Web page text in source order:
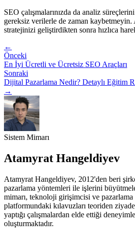
SEO çalışmalarınızda da analiz
gereksiz verilerle de zaman kaybetmeyin.
stratejinizi geliştirdikten sonra hızlıca
←
Önceki
En İyi Ücretli ve Ücretsiz SEO Araçları
Sonraki
Dijital Pazarlama Nedir? Detaylı Eğitim
→
Sistem Mimarı
Atamyrat Hangeldiyev
Atamyrat Hangeldiyev, 2012'den beri
pazarlama yöntemleri ile işlerini
mimarı, teknoloji girişimcisi ve pazarlama
platformundaki kılavuzları teoriden
yaptığı çalışmalardan elde ettiği
oluşturmaktadır.